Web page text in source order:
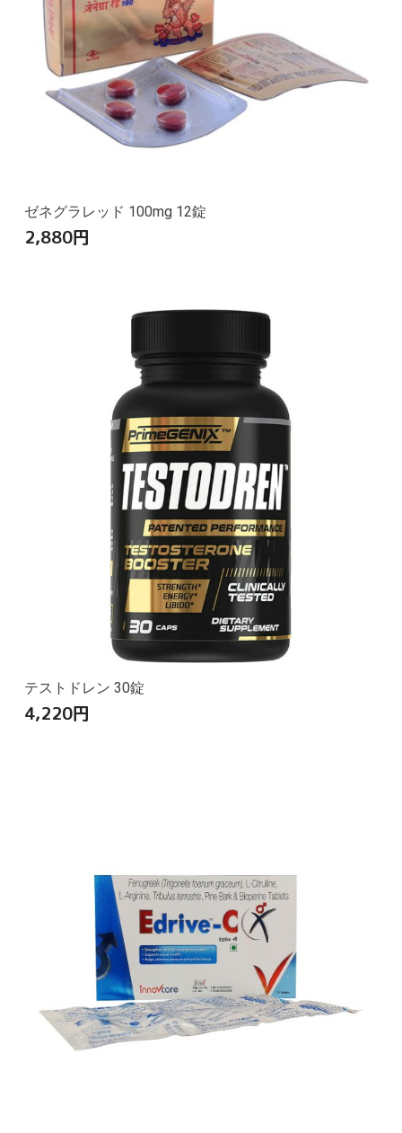
ゼネグラレッド 100mg 12錠
2,880円
テストドレン 30錠
4,220円